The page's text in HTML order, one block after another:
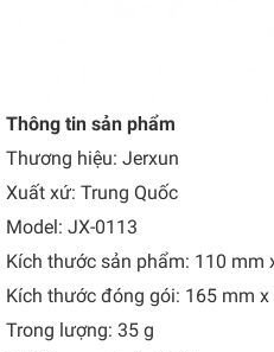
Thông tin sản phẩm
Thương hiệu: Jerxun
Xuất xứ: Trung Quốc
Model: JX-0113
Kích thước sản phẩm: 110 mm
Kích thước đóng gói: 165 mm
Trong lượng: 35 g